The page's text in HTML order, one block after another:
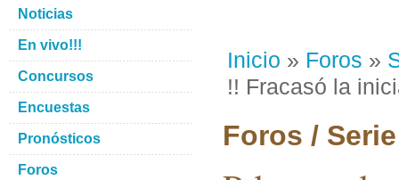
Inicio » Foros »
!! Fracasó la
Foros /
Noticias
En vivo!!!
Concursos
Encuestas
Pronósticos
Foros